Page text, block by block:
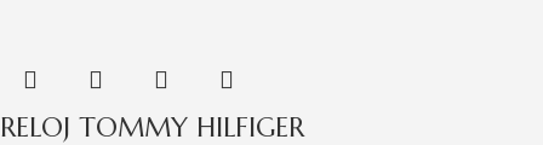
RELOJ TOMMY HILFIGER